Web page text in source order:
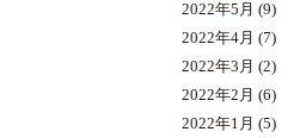
2022年5月 (9)
2022年4月 (7)
2022年3月 (2)
2022年2月 (6)
2022年1月 (5)